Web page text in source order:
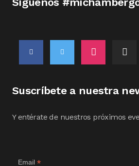
Suscríbete a nuestra
Y entérate de nuestros próximos
Email *